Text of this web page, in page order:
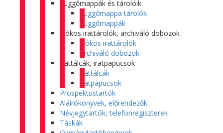
Függőmappák és tárolóik
Függőmappa tárolók
Függőmappák
Fiókos irattárolók, archiváló dobozok
Fiókos irattárolók
Archiváló dobozok
Irattálcák, iratpapucsok
Irattálcák
Iratpapucsok
Prospektustartók
Aláírókönyvek, előrendezők
Névjegytartók, telefonregiszterek
Táskák